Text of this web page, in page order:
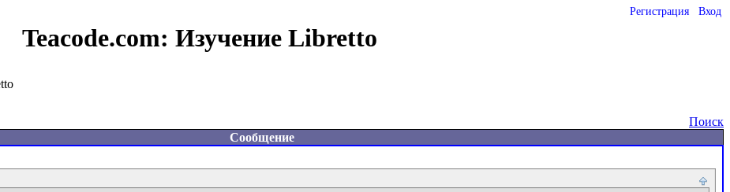
Регистрация Вход
Teacode.com: Изучение Libretto
Поиск
Сообщение